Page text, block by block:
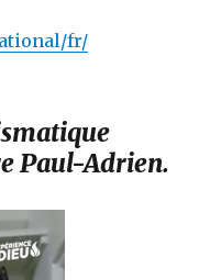
fr/
Paul-Adrien.